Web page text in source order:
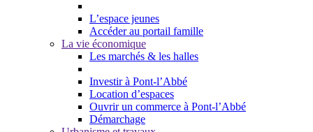
L’espace jeunes
Accéder au portail famille
La vie économique
Les marchés & les halles
Investir à Pont-l’Abbé
Location d’espaces
Ouvrir un commerce à Pont-l’Abbé
Démarchage